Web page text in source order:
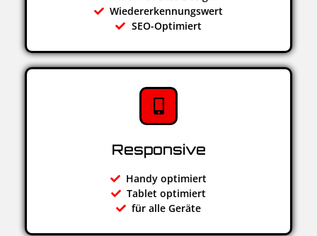
Wiedererkennungswert
SEO-Optimiert
Responsive
Handy optimiert
Tablet optimiert
für alle Geräte